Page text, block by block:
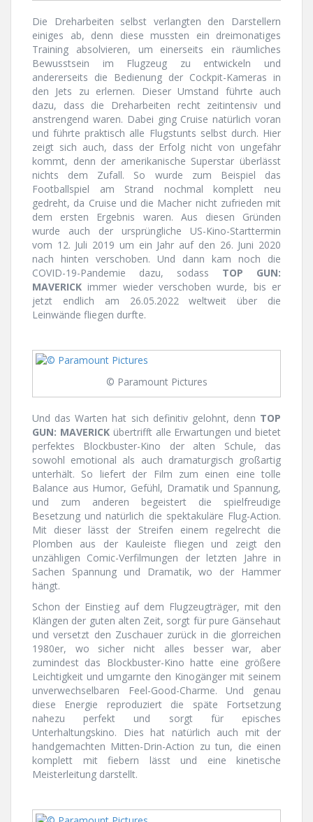
Die Dreharbeiten selbst verlangten den Darstellern
einiges ab, denn diese mussten ein dreimonatiges
Training absolvieren, um einerseits ein räumliches
Bewusstsein im Flugzeug zu entwickeln und
andererseits die Bedienung der Cockpit-Kameras in
den Jets zu erlernen. Dieser Umstand führte auch
dazu, dass die Dreharbeiten recht zeitintensiv und
anstrengend waren. Dabei ging Cruise natürlich voran
und führte praktisch alle Flugstunts selbst durch. Hier
zeigt sich auch, dass der Erfolg nicht von ungefähr
kommt, denn der amerikanische Superstar überlässt
nichts dem Zufall. So wurde zum Beispiel das
Footballspiel am Strand nochmal komplett neu
gedreht, da Cruise und die Macher nicht zufrieden mit
dem ersten Ergebnis waren. Aus diesen Gründen
wurde auch der ursprüngliche US-Kino-Starttermin
vom 12. Juli 2019 um ein Jahr auf den 26. Juni 2020
nach hinten verschoben. Und dann kam noch die
COVID-19-Pandemie dazu, sodass TOP GUN:
MAVERICK immer wieder verschoben wurde, bis er
jetzt endlich am 26.05.2022 weltweit über die
Leinwände fliegen durfte.
© Paramount Pictures
Und das Warten hat sich definitiv gelohnt, denn TOP
GUN: MAVERICKübertrifft alle Erwartungen und bietet
perfektes Blockbuster-Kino der alten Schule, das
sowohl emotional als auch dramaturgisch großartig
unterhält. So liefert der Film zum einen eine tolle
Balance aus Humor, Gefühl, Dramatik und Spannung,
und zum anderen begeistert die spielfreudige
Besetzung und natürlich die spektakuläre Flug-Action.
Mit dieser lässt der Streifen einem regelrecht die
Plomben aus der Kauleiste fliegen und zeigt den
unzähligen Comic-Verfilmungen der letzten Jahre in
Sachen Spannung und Dramatik, wo der Hammer
hängt.
Schon der Einstieg auf dem Flugzeugträger, mit den
Klängen der guten alten Zeit, sorgt für pure Gänsehaut
und versetzt den Zuschauer zurück in die glorreichen
1980er, wo sicher nicht alles besser war, aber
zumindest das Blockbuster-Kino hatte eine größere
Leichtigkeit und umgarnte den Kinogänger mit seinem
unverwechselbaren Feel-Good-Charme. Und genau
diese Energie reproduziert die späte Fortsetzung
nahezu perfekt und sorgt für episches
Unterhaltungskino. Dies hat natürlich auch mit der
handgemachten Mitten-Drin-Action zu tun, die einen
komplett mit fiebern lässt und eine kinetische
Meisterleitung darstellt.